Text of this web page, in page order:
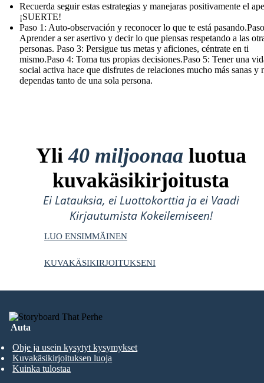
Recuerda seguir estas estrategias y manejaras positivamente el
¡SUERTE!
Paso 1: Auto-observación y reconocer lo que te está
Aprender a ser asertivo y decir lo que piensas respetando a las
personas. Paso 3: Persigue tus metas y aficiones, céntrate en ti
mismo.Paso 4: Toma tus propias decisiones.Paso 5: Tener una
social activa hace que disfrutes de relaciones mucho más sanas y
dependas tanto de una sola persona.
Yli40 miljoonaa luotua
kuvakäsikirjoitusta
Ei Latauksia, ei Luottokorttia ja ei Vaadi
Kirjautumista Kokeilemiseen!
LUO ENSIMMÄINEN
KUVAKÄSIKIRJOITUKSENI
Auta
Ohje ja usein kysytyt kysymykset
Kuvakäsikirjoituksen luoja
Kuinka tulostaa